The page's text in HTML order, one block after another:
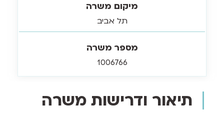
מיקום משרה
תל אביב
מספר משרה
1006766
תיאור ודרישות משרה